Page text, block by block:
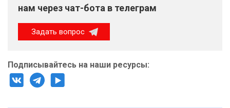
нам через чат-бота в телеграм
Задать вопрос
Подписывайтесь на наши ресурсы: